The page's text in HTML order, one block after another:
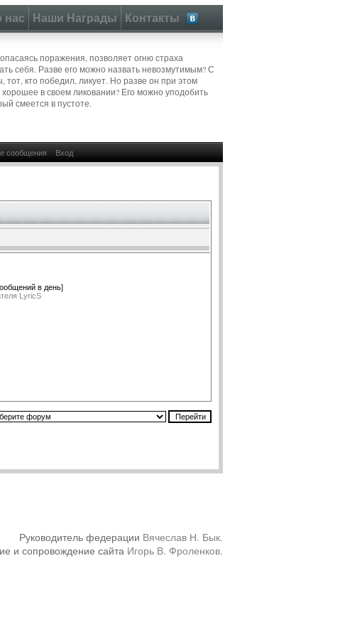
нас Наши Награды Контакты
поражения, позволяет огню страха
себя. Разве его можно назвать невозмутимым? С
тот, кто победил, ликует. Но разве он при этом
хорошее в своем ликовании? Его можно уподобить
смеется в пустоте.
сообщения Вход
в день]
LyricS
Руководитель федерации Вячеслав Н. Бык.
и сопровождение сайта Игорь В. Фроленков.